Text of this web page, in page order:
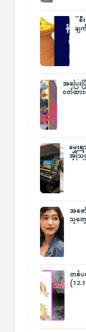
”
ချ
အပြေ
ဝတ်ထာ
မွေး
အံ့သြ
အဖေ
သူတွေ
တစ်ပ